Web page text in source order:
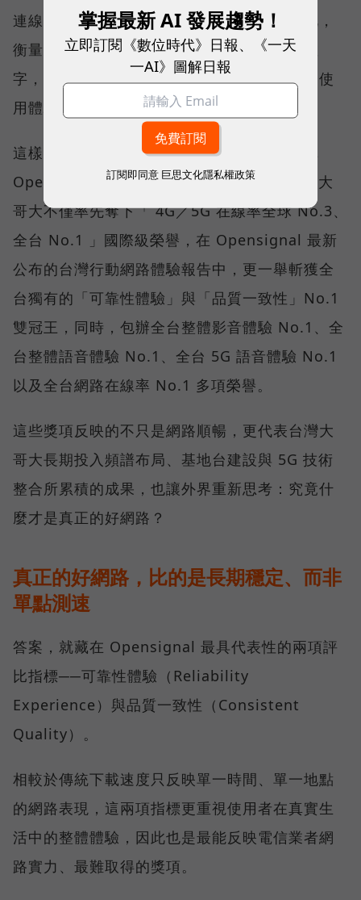
連線，即無法轉換成好的使用體驗，也因如此，
衡量「好網路」的標準，也逐漸從追求測速數
字，轉向任何時間、任何地點都能穩定連線的使
用體驗。
這樣的轉變，也反映在國際權威網路分析機構
Opensignal 公布的評比結果。今年初，台灣大
哥大不僅率先奪下「 4G／5G 在線率全球 No.3、
全台 No.1 」國際級榮譽，在 Opensignal 最新
公布的台灣行動網路體驗報告中，更一舉斬獲全
台獨有的「可靠性體驗」與「品質一致性」No.1
雙冠王，同時，包辦全台整體影音體驗 No.1、全
台整體語音體驗 No.1、全台 5G 語音體驗 No.1
以及全台網路在線率 No.1 多項榮譽。
這些獎項反映的不只是網路順暢，更代表台灣大
哥大長期投入頻譜布局、基地台建設與 5G 技術
整合所累積的成果，也讓外界重新思考：究竟什
麼才是真正的好網路？
真正的好網路，比的是長期穩定、而非
單點測速
答案，就藏在 Opensignal 最具代表性的兩項評
比指標──可靠性體驗（Reliability
Experience）與品質一致性（Consistent
Quality）。
相較於傳統下載速度只反映單一時間、單一地點
的網路表現，這兩項指標更重視使用者在真實生
活中的整體體驗，因此也是最能反映電信業者網
路實力、最難取得的獎項。
掌握最新 AI 發展趨勢！
立即訂閱《數位時代》日報、《一天
一AI》圖解日報
訂閱即同意 巨思文化隱私權政策